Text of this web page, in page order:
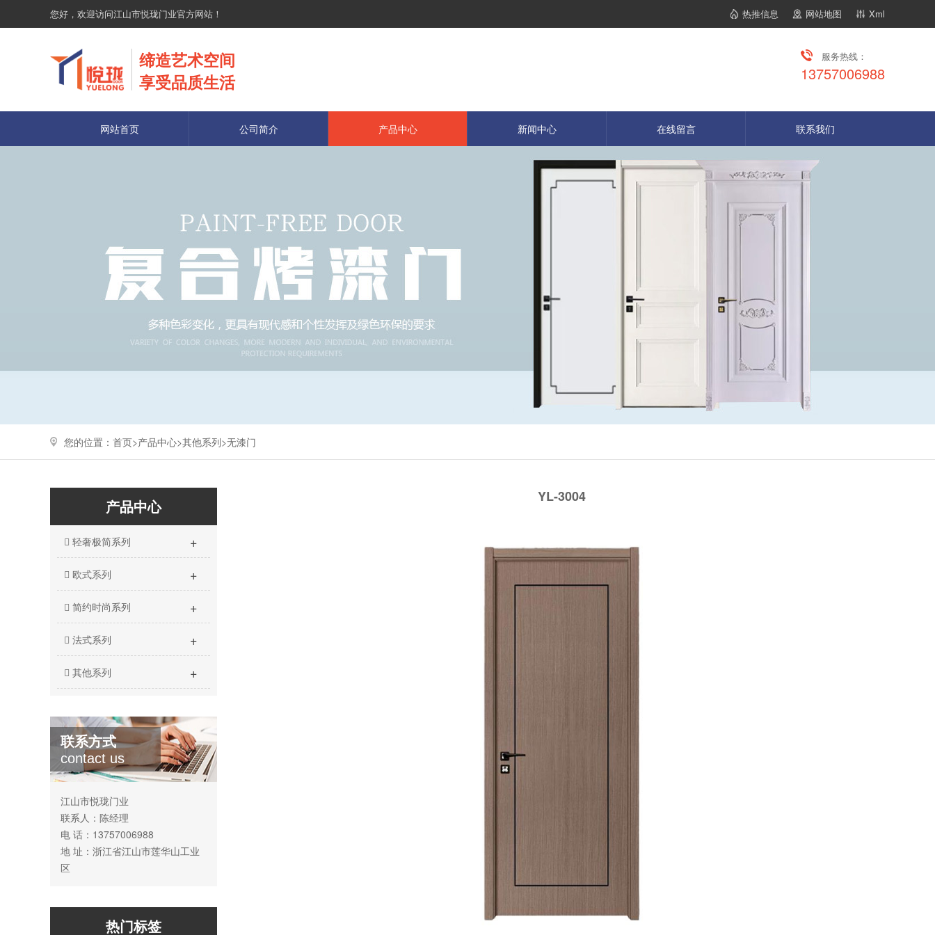
您好，欢迎访问江山市悦珑门业官方网站！ Xml
网站地图
热推信息
缔造艺术空间
享受品质生活
服务热线：
13757006988
网站首页 公司简介 产品中心 新闻中心 在线留言 联系我们
您的位置： 首页>产品中心>其他系列>无漆门
产品中心
轻奢极简系列 +
欧式系列 +
简约时尚系列 +
法式系列 +
其他系列 +
联系方式
contact us
江山市悦珑门业
联系人：陈经理
电 话：13757006988
地 址：浙江省江山市莲华山工业
区
热门标签
YL-3004